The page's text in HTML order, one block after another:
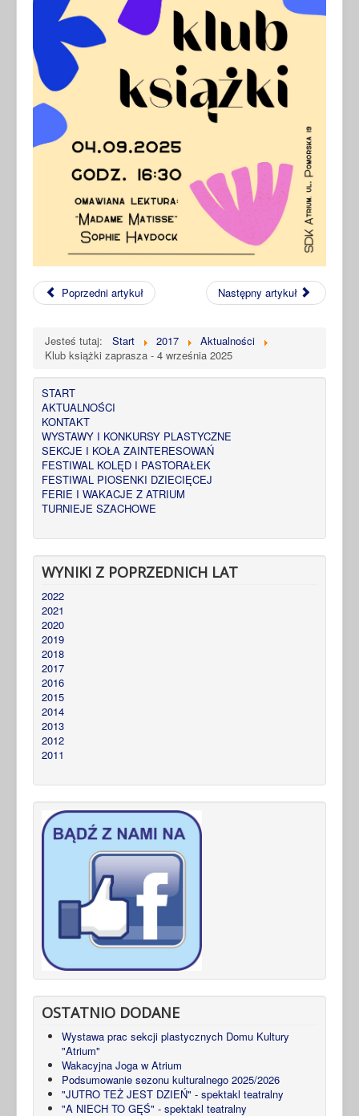
Poprzedni artykuł Następny artykuł
Jesteś tutaj: Start 2017
Aktualności
Klub książki zaprasza - 4 września 2025
START
AKTUALNOŚCI
KONTAKT
WYSTAWY I KONKURSY PLASTYCZNE
SEKCJE I KOŁA ZAINTERESOWAŃ
FESTIWAL KOLĘD I PASTORAŁEK
FESTIWAL PIOSENKI DZIECIĘCEJ
FERIE I WAKACJE Z ATRIUM
TURNIEJE SZACHOWE
WYNIKI Z POPRZEDNICH LAT
2022
2021
2020
2019
2018
2017
2016
2015
2014
2013
2012
2011
OSTATNIO DODANE
Wystawa prac sekcji plastycznych Domu Kultury
"Atrium"
Wakacyjna Joga w Atrium
Podsumowanie sezonu kulturalnego 2025/2026
"JUTRO TEŻ JEST DZIEŃ" - spektakl teatralny
"A NIECH TO GĘŚ" - spektakl teatralny